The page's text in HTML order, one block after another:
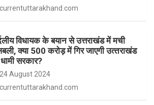
currentuttarakhand.com
विधायक के बयान से उत्तराखंड में मची
क्‍या 500 करोड़ में गिर जाएगी उत्‍तराखंड
सरकार?
24 August 2024
currentuttarakhand.com